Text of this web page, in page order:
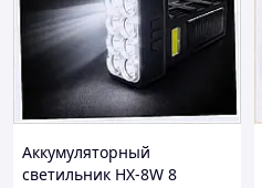
Аккумуляторный
светильник HX-8W 8